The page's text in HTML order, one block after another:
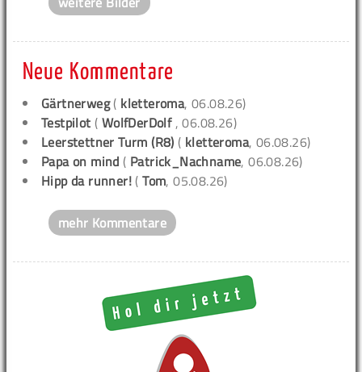
Neue Kommentare
Gärtnerweg( kletteroma, 06.08.26)
Testpilot ( WolfDerDolf , 06.08.26)
Leerstettner Turm (R8) ( kletteroma, 06.08.26)
Papa on mind ( Patrick_Nachname, 06.08.26)
Hipp da runner! (Tom, 05.08.26)
mehr Kommentare